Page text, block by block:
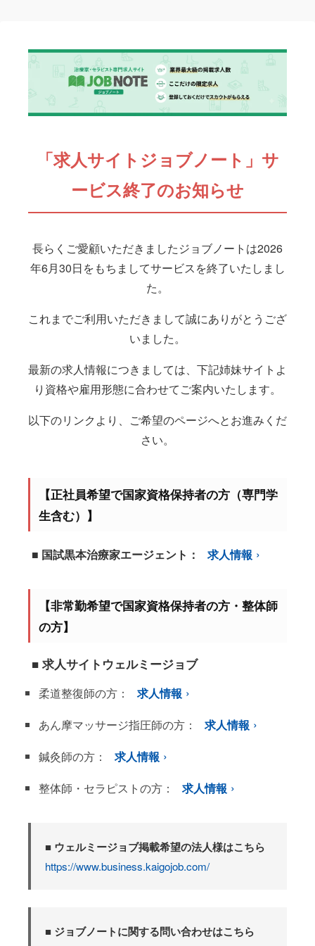
「求人サイトジョブノート」サ
ービス終了のお知らせ
長らくご愛顧いただきましたジョブノートは2026
年6月30日をもちましてサービスを終了いたしまし
た。
これまでご利用いただきまして誠にありがとうござ
いました。
最新の求人情報につきましては、下記姉妹サイトよ
り資格や雇用形態に合わせてご案内いたします。
以下のリンクより、ご希望のページへとお進みくだ
さい。
【正社員希望で国家資格保持者の方（専門学
生含む）】
■ 国試黒本治療家エージェント： 求人情報
【非常勤希望で国家資格保持者の方・整体師
の方】
■ 求人サイトウェルミージョブ
柔道整復師の方：
求人情報
あん摩マッサージ指圧師の方：
求人情報
鍼灸師の方：
求人情報
整体師・セラピストの方：
求人情報
■ ウェルミージョブ掲載希望の法人様はこちら
https://www.business.kaigojob.com/
■ ジョブノートに関する問い合わせはこちら